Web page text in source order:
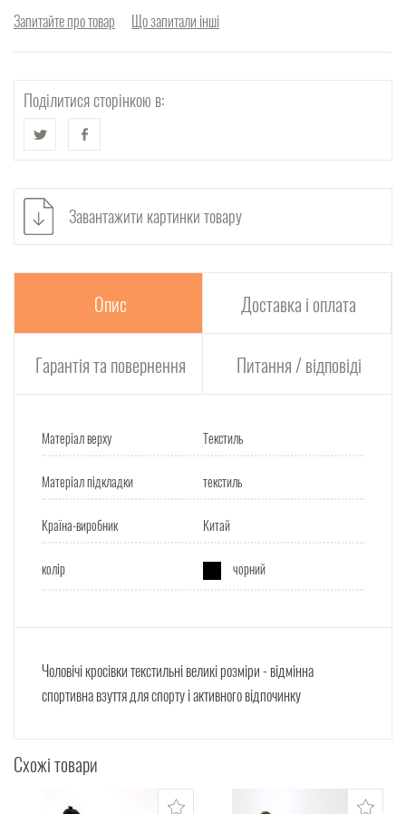
Запитайте про товар Що запитали інші
Поділитися сторінкою в:
Завантажити картинки товару
Опис Доставка і оплата
Гарантія та повернення Питання / відповіді
Матеріал верху Текстиль
Матеріал підкладки текстиль
Країна-виробник Китай
колір чорний
Чоловічі кросівки текстильні великі розміри - відмінна
спортивна взуття для спорту і активного відпочинку
Схожі товари